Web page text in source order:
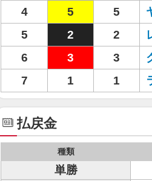
4
5 5
5
2 2
6
3 3
7
1 1
払戻金
種類
単勝